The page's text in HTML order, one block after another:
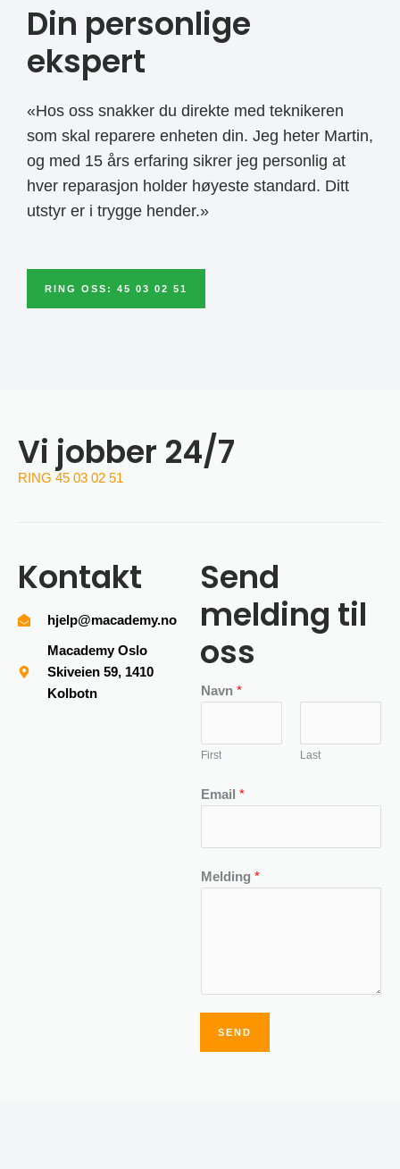
Din personlige
ekspert
«Hos oss snakker du direkte med teknikeren
som skal reparere enheten din. Jeg heter Martin,
og med 15 års erfaring sikrer jeg personlig at
hver reparasjon holder høyeste standard. Ditt
utstyr er i trygge hender.»
RING OSS: 45 03 02 51
Vi jobber 24/7
RING 45 03 02 51
Kontakt
hjelp@macademy.no
Macademy Oslo
Skiveien 59, 1410
Kolbotn
Send
melding til
oss
Navn *
First Last
Email *
Melding *
SEND